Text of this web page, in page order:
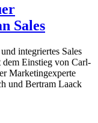
Sales
integriertes Sales
Einstieg von Carl-
Marketingexperte
und Bertram Laack